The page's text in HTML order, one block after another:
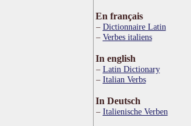
En français
Dictionnaire Latin
Verbes italiens
In english
Latin Dictionary
Italian Verbs
In Deutsch
Italienische Verben